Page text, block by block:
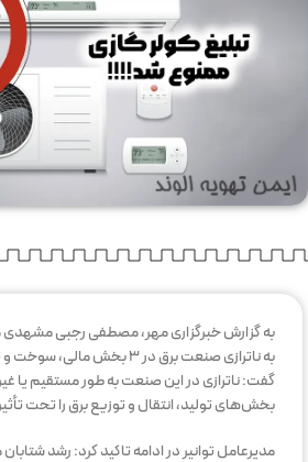
به گزارش خبرگزاری مهر، مصطفی رجبی مشهدی
به ناترازی صنعت برق در ٣ بخش
گفت: ناترازی در این صنعت به طور مستقیم یا
بخش‌های تولید، انتقال و توزیع برق را تحت